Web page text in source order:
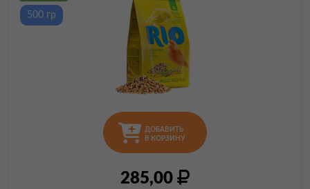
ДОБАВИТЬ
В КОРЗИНУ
285,00
500 гр